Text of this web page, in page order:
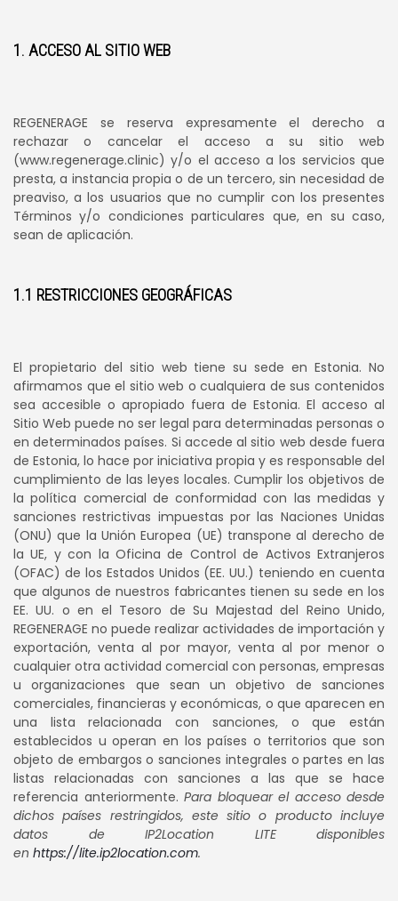
1. ACCESO AL SITIO WEB
REGENERAGE se reserva expresamente el derecho a
rechazar o cancelar el acceso a su sitio web
(www.regenerage.clinic) y/o el acceso a los servicios que
presta, a instancia propia o de un tercero, sin necesidad de
preaviso, a los usuarios que no cumplir con los presentes
Términos y/o condiciones particulares que, en su caso,
sean de aplicación.
1.1 RESTRICCIONES GEOGRÁFICAS
El propietario del sitio web tiene su sede en Estonia. No
afirmamos que el sitio web o cualquiera de sus contenidos
sea accesible o apropiado fuera de Estonia. El acceso al
Sitio Web puede no ser legal para determinadas personas o
en determinados países. Si accede al sitio web desde fuera
de Estonia, lo hace por iniciativa propia y es responsable del
cumplimiento de las leyes locales. Cumplir los objetivos de
la política comercial de conformidad con las medidas y
sanciones restrictivas impuestas por las Naciones Unidas
(ONU) que la Unión Europea (UE) transpone al derecho de
la UE, y con la Oficina de Control de Activos Extranjeros
(OFAC) de los Estados Unidos (EE. UU.) teniendo en cuenta
que algunos de nuestros fabricantes tienen su sede en los
EE. UU. o en el Tesoro de Su Majestad del Reino Unido,
REGENERAGE no puede realizar actividades de importación y
exportación, venta al por mayor, venta al por menor o
cualquier otra actividad comercial con personas, empresas
u organizaciones que sean un objetivo de sanciones
comerciales, financieras y económicas, o que aparecen en
una lista relacionada con sanciones, o que están
establecidos u operan en los países o territorios que son
objeto de embargos o sanciones integrales o partes en las
listas relacionadas con sanciones a las que se hace
referencia anteriormente. Para bloquear el acceso desde
dichos países restringidos, este sitio o producto incluye
datos de IP2Location LITE disponibles
en https://lite.ip2location.com.